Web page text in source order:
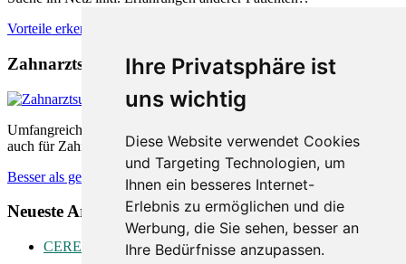
Ihre Privatsphäre ist
uns wichtig
Diese Website verwendet Cookies
und Targeting Technologien, um
Ihnen ein besseres Internet-
Erlebnis zu ermöglichen und die
Werbung, die Sie sehen, besser an
Ihre Bedürfnisse anzupassen.
Vorteile erkennen
Zahnarztsuche nach Empfehlungen
Umfangreiche Bewertungsplattformen sind sowohl für Patienten als
auch für Zahnärzte äußerst hilfreich. Wie können diese helfen.
Besser als gedacht
Neueste Artikel:
CEREC